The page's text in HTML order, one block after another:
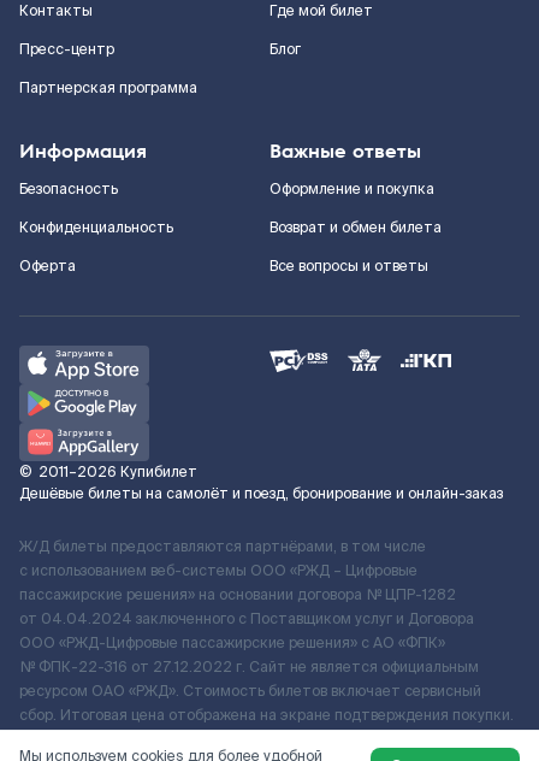
Контакты
Пресс-центр
Партнерская программа
Где мой билет
Блог
Информация
Безопасность
Конфиденциальность
Оферта
Важные ответы
Оформление и покупка
Возврат и обмен билета
Все вопросы и ответы
© 2011–2026 Купибилет
Дешёвые билеты на самолёт и поезд, бронирование и онлайн-заказ
Ж/Д билеты предоставляются партнёрами, в том числе
с использованием веб-системы ООО «РЖД – Цифровые
пассажирские решения» на основании договора № ЦПР-1282
от 04.04.2024 заключенного с Поставщиком услуг и Договора
ООО «РЖД-Цифровые пассажирские решения» c АО «ФПК»
№ ФПК-22-316 от 27.12.2022 г. Сайт не является официальным
ресурсом ОАО «РЖД». Стоимость билетов включает сервисный
сбор. Итоговая цена отображена на экране подтверждения покупки.
Мы используем cookies для более удобной